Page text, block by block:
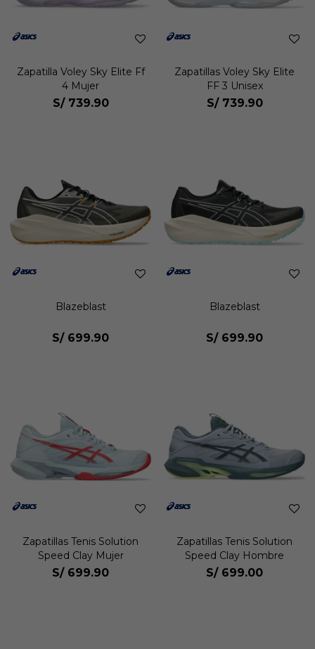
Zapatilla Voley Sky Elite Ff
4 Mujer
S/ 739.90
Zapatillas Voley Sky Elite
FF 3 Unisex
S/ 739.90
Blazeblast
S/ 699.90
Blazeblast
S/ 699.90
Zapatillas Tenis Solution
Speed Clay Mujer
S/ 699.90
Zapatillas Tenis Solution
Speed Clay Hombre
S/ 699.00